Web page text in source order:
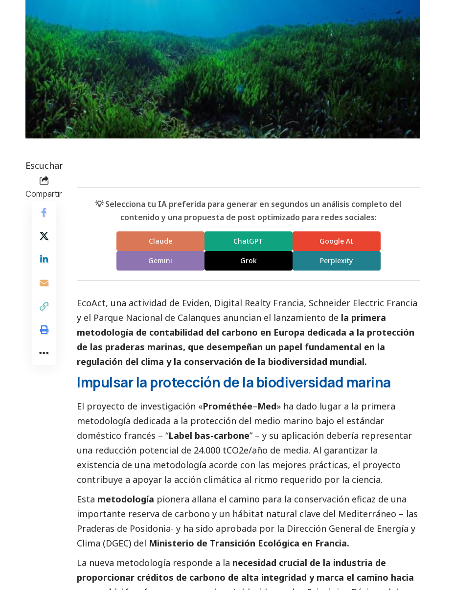
Escuchar
Compartir
💡 Selecciona tu IA preferida para generar en segundos un análisis completo del
contenido y una propuesta de post optimizado para redes sociales:
Claude ChatGPT Google AI
Gemini Grok Perplexity
EcoAct, una actividad de Eviden, Digital Realty Francia, Schneider Electric Francia
y el Parque Nacional de Calanques anuncian el lanzamiento de la primera
metodología de contabilidad del carbono en Europa dedicada a la protección
de las praderas marinas, que desempeñan un papel fundamental en la
regulación del clima y la conservación de la biodiversidad mundial.
Impulsar la protección de la biodiversidad marina
El proyecto de investigación «Prométhée–Med» ha dado lugar a la primera
metodología dedicada a la protección del medio marino bajo el estándar
doméstico francés – “Label bas-carbone” – y su aplicación debería representar
una reducción potencial de 24.000 tCO2e/año de media. Al garantizar la
existencia de una metodología acorde con las mejores prácticas, el proyecto
contribuye a apoyar la acción climática al ritmo requerido por la ciencia.
Esta metodología pionera allana el camino para la conservación eficaz de una
importante reserva de carbono y un hábitat natural clave del Mediterráneo – las
Praderas de Posidonia- y ha sido aprobada por la Dirección General de Energía y
Clima (DGEC) del Ministerio de Transición Ecológica en Francia.
La nueva metodología responde a la necesidad crucial de la industria de
proporcionar créditos de carbono de alta integridad y marca el camino hacia